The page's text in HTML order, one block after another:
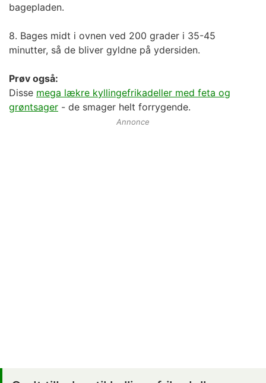
bagepladen.
8. Bages midt i ovnen ved 200 grader i 35-45
minutter, så de bliver gyldne på ydersiden.
Prøv også:
Disse mega lækre kyllingefrikadeller med feta og
grøntsager - de smager helt forrygende.
Annonce